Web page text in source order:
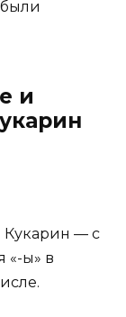
и
— с
«-ы» в